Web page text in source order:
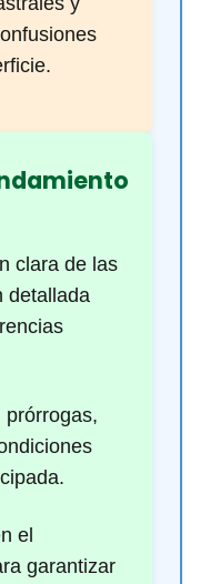
clara de las
detallada
prórrogas,
el
garantizar